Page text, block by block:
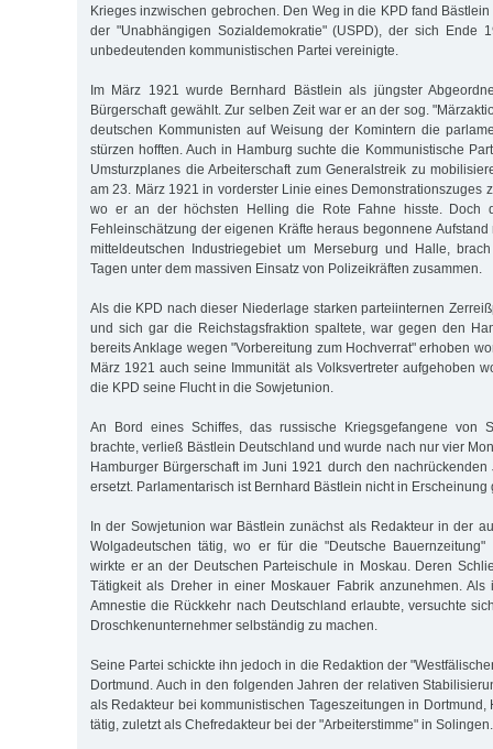
Krieges inzwischen gebrochen. Den Weg in die KPD fand
der "Unabhängigen Sozialdemokratie" (USPD), der sich Ende
unbedeutenden kommunistischen Partei vereinigte.
Im März 1921 wurde Bernhard Bästlein als jüngster
Bürgerschaft gewählt. Zur selben Zeit war er an der sog.
deutschen Kommunisten auf Weisung der Komintern die
stürzen hofften. Auch in Hamburg suchte die Kommunistische
Umsturzplanes die Arbeiterschaft zum Generalstreik zu
am 23. März 1921 in vorderster Linie eines Demonstrationszuges
wo er an der höchsten Helling die Rote Fahne hisste. Doch
Fehleinschätzung der eigenen Kräfte heraus begonnene
mitteldeutschen Industriegebiet um Merseburg und Halle,
Tagen unter dem massiven Einsatz von Polizeikräften zusammen.
Als die KPD nach dieser Niederlage starken parteiinternen
und sich gar die Reichstagsfraktion spaltete, war gegen den
bereits Anklage wegen "Vorbereitung zum Hochverrat" erhoben
März 1921 auch seine Immunität als Volksvertreter aufgehoben
die KPD seine Flucht in die Sowjetunion.
An Bord eines Schiffes, das russische Kriegsgefangene von
brachte, verließ Bästlein Deutschland und wurde nach nur vier
Hamburger Bürgerschaft im Juni 1921 durch den
ersetzt. Parlamentarisch ist Bernhard Bästlein nicht in Erscheinung
In der Sowjetunion war Bästlein zunächst als Redakteur in der
Wolgadeutschen tätig, wo er für die "Deutsche Bauernzeitung"
wirkte er an der Deutschen Parteischule in Moskau. Deren
Tätigkeit als Dreher in einer Moskauer Fabrik anzunehmen. Als
Amnestie die Rückkehr nach Deutschland erlaubte, versuchte
Droschkenunternehmer selbständig zu machen.
Seine Partei schickte ihn jedoch in die Redaktion der
Dortmund. Auch in den folgenden Jahren der relativen
als Redakteur bei kommunistischen Tageszeitungen in Dortmund,
tätig, zuletzt als Chefredakteur bei der "Arbeiterstimme" in Solingen.